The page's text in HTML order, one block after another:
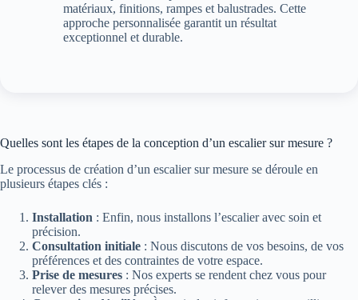
matériaux, finitions, rampes et balustrades. Cette
approche personnalisée garantit un résultat
exceptionnel et durable.
Quelles sont les étapes de la conception d’un escalier sur mesure ?
Le processus de création d’un escalier sur mesure se déroule en
plusieurs étapes clés :
Installation : Enfin, nous installons l’escalier avec soin et
précision.
Consultation initiale : Nous discutons de vos besoins, de vos
préférences et des contraintes de votre espace.
Prise de mesures : Nos experts se rendent chez vous pour
relever des mesures précises.